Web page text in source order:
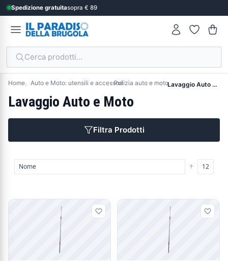
Spedizione gratuitasopra € 89
Cerca prodotti...
Home Auto e Moto: utensili e accessoriPulizia auto e moto Lavaggio Auto e Moto
Lavaggio Auto e Moto
Filtra Prodotti
Prodotti